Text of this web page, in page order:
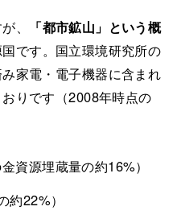
、
「都市鉱山」という概
です。国立環境研究所の
家電・電子機器に含まれ
りです（2008年時点の
資源埋蔵量の約16%）
22%）